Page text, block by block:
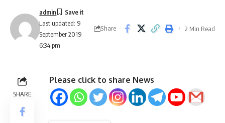
Last updated: 9
September 2019
6:34 pm
admin
Share 2 Min Read
SHARE
Please click to share News